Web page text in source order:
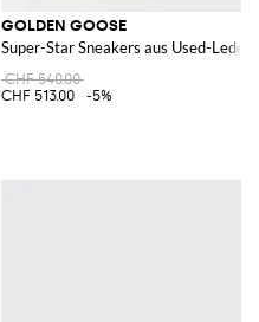
GOLDEN GOOSE
Super-Star Sneakers aus Used-Leder
CHF 540.00
CHF 513.00
-5%